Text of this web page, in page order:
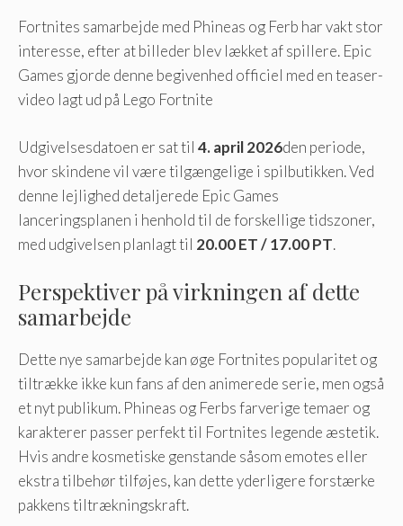
Fortnites samarbejde med Phineas og Ferb har vakt stor
interesse, efter at billeder blev lækket af spillere. Epic
Games gjorde denne begivenhed officiel med en teaser-
video lagt ud på Lego Fortnite
Udgivelsesdatoen er sat til 4. april 2026den periode,
hvor skindene vil være tilgængelige i spilbutikken. Ved
denne lejlighed detaljerede Epic Games
lanceringsplanen i henhold til de forskellige tidszoner,
med udgivelsen planlagt til 20.00 ET / 17.00 PT.
Perspektiver på virkningen af ​​dette
samarbejde
Dette nye samarbejde kan øge Fortnites popularitet og
tiltrække ikke kun fans af den animerede serie, men også
et nyt publikum. Phineas og Ferbs farverige temaer og
karakterer passer perfekt til Fortnites legende æstetik.
Hvis andre kosmetiske genstande såsom emotes eller
ekstra tilbehør tilføjes, kan dette yderligere forstærke
pakkens tiltrækningskraft.